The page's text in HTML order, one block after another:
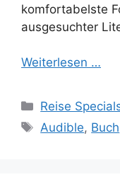
komfortabelste
ausgesuchter
Weiterlesen …
Kategorien
Reise
Schlagwörter
Audible, Buch